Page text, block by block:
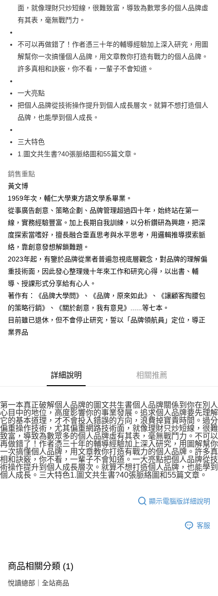
面，就像理財只炒短線，很難致富，導致為數眾多的個人品牌虛
有其表，毫無戰鬥力。
不可以再做錯了！作者憑三十年的輔導經驗加上深入研究，用圖
解幫你一次搞懂個人品牌，用文章教你打造有戰力的個人品牌。
許多真相和訣竅，你不看，一輩子不會知道。
一大亮點
把個人品牌從技術操作提升到個人成長層次。就算不想打造個人
品牌，也能學到個人成長。
三大特色
1.圖文共生書?40張脈絡圖和55篇文章。
銷售重點
黃文博
1959年次，輔仁大學東方語文學系畢業。
從事廣告創意、策略企劃、品牌管理超過四十年，始終站在第一
線，實務經驗豐富。加上長期自我訓練，以分析鑽研為興趣，把深
度探索當嗜好，擅長融合垂直思考與水平思考，用邏輯推導摸索脈
絡，靠創意發想解鎖難題。
2023年起，有鑒於品牌從業者普遍忽視底層觀念，對品牌的理解偏
重技術面，因此發心整理幾十年來工作和研究心得，以出書、輔
導、授課形式分享給有心人。
著作有：《品牌大學問》、《品牌，原來如此》、《讓顧客掏腰包
的策略行銷》、《關於創意，我有意見》......等七本。
目前雖已退休，但不會停止研究，誓以「品牌領航員」定位，導正
業界品
詳細說明 相關推薦
第一本真正破解個人品牌的圖文共生書個人品牌關係到你在別人
心目中的地位，高度影響你的事業發展。追求個人品牌要先理解
它的基本道理，才不會投入錯誤的方向，浪費掉寶貴時間。過分
偏重操作技術，尤其偏重網路技術面，就像理財只炒短線，很難
致富，導致為數眾多的個人品牌虛有其表，毫無戰鬥力。不可以
再做錯了！作者憑三十年的輔導經驗加上深入研究，用圖解幫你
一次搞懂個人品牌，用文章教你打造有戰力的個人品牌。許多真
相和訣竅，你不看，一輩子不會知道。一大亮點把個人品牌從技
術操作提升到個人成長層次。就算不想打造個人品牌，也能學到
個人成長。三大特色1.圖文共生書?40張脈絡圖和55篇文章。
顯示電腦版詳細說明
客服
商品相關分類 (1)
悅讀總部｜全站商品